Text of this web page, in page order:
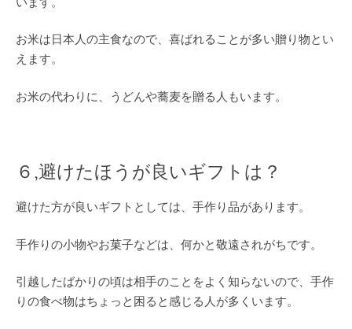
お米は日本人の主食なので、喜ばれることが多い贈り物とい
えます。
お米の代わりに、うどんや蕎麦を贈る人もいます。
６,避けたほうが良いギフトは？
避けた方が良いギフトとしては、手作り品があります。
手作りの小物やお菓子などは、何かと敬遠されがちです。
引越したばかりの頃は相手のことをよく知らないので、手作
りの食べ物はちょっと困ると感じる人が多くいます。